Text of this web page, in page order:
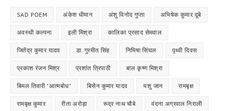
SAD POEM अंकेश धीमान अंशु विनोद गुप्ता अभिषेक कुमार दूबे
अवस्थी कल्पना इली मिश्रा कालिका प्रसाद सेमवाल
जितेंद्र कुमार यादव डा. गुरमीत सिंह निमिषा सिंघल पृथ्वी दिवस
प्रकाश रंजन मिश्र प्रशांत त्रिपाठी बाल कृष्ण मिश्रा
बिमल तिवारी "आत्मबोध" बिसेन कुमार यादव यशु जान रामबृक्ष
रामबृक्ष कुमार रीता अरोड़ा रूद्र नाथ चौबे वंदना अग्रवाल निराली